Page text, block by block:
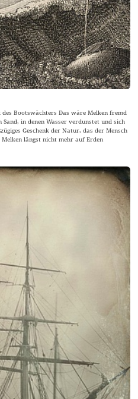
Bootswächters Das wäre Melken fremd
Sand, in denen Wasser verdunstet und sich
Geschenk der Natur, das der Mensch
längst nicht mehr auf Erden